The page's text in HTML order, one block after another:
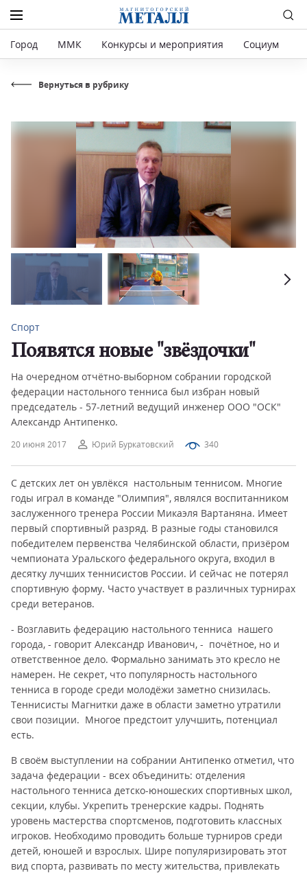
Город ММК Конкурсы и мероприятия Социум
Вернуться в рубрику
20 июня 2017 Юрий Буркатовский 340
Спорт
Появятся новые "звёздочки"
На очередном отчётно-выборном собрании городской
федерации настольного тенниса был избран новый
председатель - 57-летний ведущий инженер ООО "ОСК"
Александр Антипенко.
С детских лет он увлёкся настольным теннисом. Многие
годы играл в команде "Олимпия", являлся воспитанником
заслуженного тренера России Микаэля Вартаняна. Имеет
первый спортивный разряд. В разные годы становился
победителем первенства Челябинской области, призёром
чемпионата Уральского федерального округа, входил в
десятку лучших теннисистов России. И сейчас не потерял
спортивную форму. Часто участвует в различных турнирах
среди ветеранов.
- Возглавить федерацию настольного тенниса нашего
города, - говорит Александр Иванович, - почётное, но и
ответственное дело. Формально занимать это кресло не
намерен. Не секрет, что популярность настольного
тенниса в городе среди молодёжи заметно снизилась.
Теннисисты Магнитки даже в области заметно утратили
свои позиции. Многое предстоит улучшить, потенциал
есть.
В своём выступлении на собрании Антипенко отметил, что
задача федерации - всех объединить: отделения
настольного тенниса детско-юношеских спортивных школ,
секции, клубы. Укрепить тренерские кадры. Поднять
уровень мастерства спортсменов, подготовить классных
игроков. Необходимо проводить больше турниров среди
детей, юношей и взрослых. Шире популяризировать этот
вид спорта, развивать по месту жительства, привлекать